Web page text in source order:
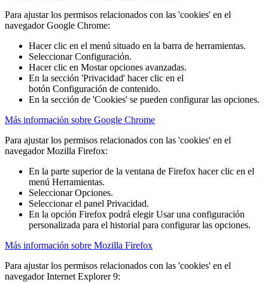
Para ajustar los permisos relacionados con las 'cookies' en el
navegador Google Chrome:
Hacer clic en el menú situado en la barra de herramientas.
Seleccionar Configuración.
Hacer clic en Mostar opciones avanzadas.
En la sección 'Privacidad' hacer clic en el
botón Configuración de contenido.
En la sección de 'Cookies' se pueden configurar las opciones.
Más información sobre Google Chrome
Para ajustar los permisos relacionados con las 'cookies' en el
navegador Mozilla Firefox:
En la parte superior de la ventana de Firefox hacer clic en el
menú Herramientas.
Seleccionar Opciones.
Seleccionar el panel Privacidad.
En la opción Firefox podrá elegir Usar una configuración
personalizada para el historial para configurar las opciones.
Más información sobre Mozilla Firefox
Para ajustar los permisos relacionados con las 'cookies' en el
navegador Internet Explorer 9: